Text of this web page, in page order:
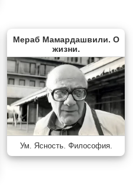
Мераб Мамардашвили. О
жизни.
Ум. Ясность. Философия.